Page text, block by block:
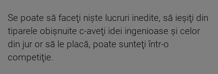
Se poate să faceţi nişte lucruri inedite, să ieşiţi din
tiparele obişnuite c-aveţi idei ingenioase şi celor
din jur or să le placă, poate sunteţi într-o
competiţie.